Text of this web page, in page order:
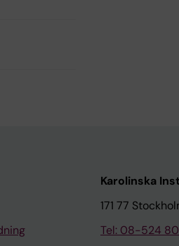
Karolinska
171 77
Tel: 08-524